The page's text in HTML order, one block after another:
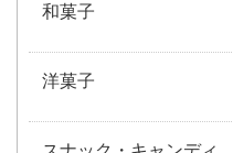
和菓子
洋菓子